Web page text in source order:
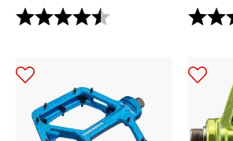
Arvio: 4.8 5:sta tähdestä
Arvio: